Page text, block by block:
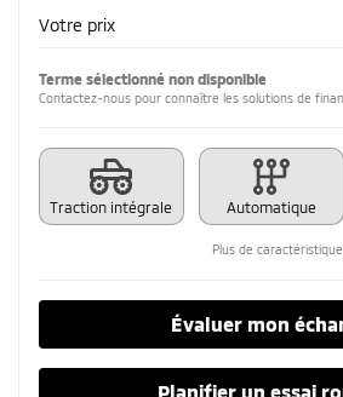
Votre prix
Terme sélectionné non disponible
Contactez-nous pour connaître les solutions de
Traction intégrale Automatique
Plus de
Évaluer mon
Planifier un essai